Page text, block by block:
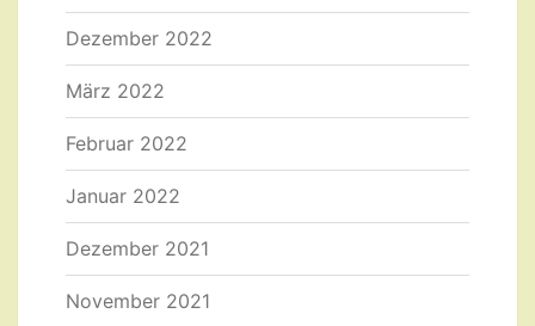
Dezember 2022
März 2022
Februar 2022
Januar 2022
Dezember 2021
November 2021